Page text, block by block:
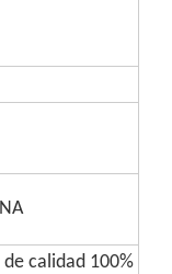
calidad 100%